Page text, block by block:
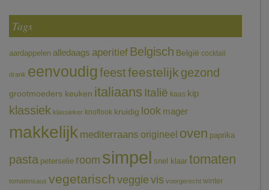
Tags
aardappelen alledaags aperitief Belgisch België cocktail
drank eenvoudigfeestfeestelijk gezond
grootmoeders keuken italiaans Italië kaas kip
klassiek klassieker knoflook kruidig look mager
makkelijk mediterraans origineel oven paprika
pasta peterselie room simpel snel klaar tomaten
tomatensaus vegetarischveggie vis voorgerecht winter